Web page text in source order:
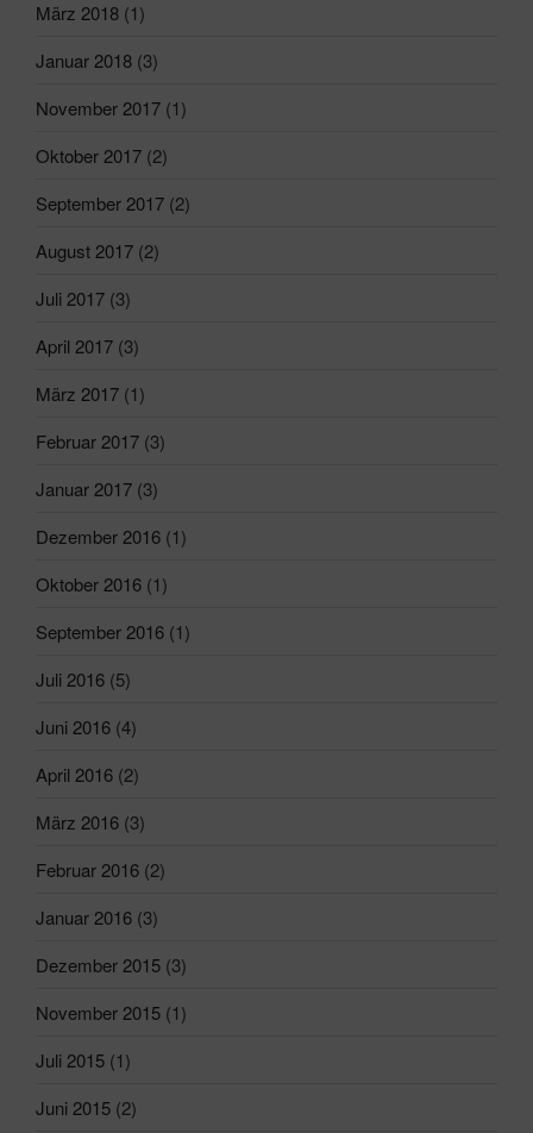
März 2018 (1)
Januar 2018 (3)
November 2017 (1)
Oktober 2017 (2)
September 2017 (2)
August 2017 (2)
Juli 2017 (3)
April 2017 (3)
März 2017 (1)
Februar 2017 (3)
Januar 2017 (3)
Dezember 2016 (1)
Oktober 2016 (1)
September 2016 (1)
Juli 2016 (5)
Juni 2016 (4)
April 2016 (2)
März 2016 (3)
Februar 2016 (2)
Januar 2016 (3)
Dezember 2015 (3)
November 2015 (1)
Juli 2015 (1)
Juni 2015 (2)